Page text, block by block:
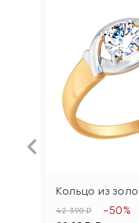
Кольцо из
42 390 ₽ -50%